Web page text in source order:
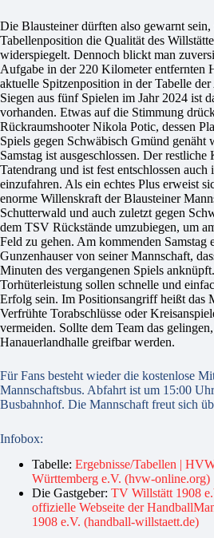
Die Blausteiner dürften also gewarnt
Tabellenposition die Qualität des
widerspiegelt. Dennoch blickt man
Aufgabe in der 220 Kilometer entfernten
aktuelle Spitzenposition in der Tabelle
Siegen aus fünf Spielen im Jahr 2024 ist
vorhanden. Etwas auf die Stimmung
Rückraumshooter Nikola Potic, dessen
Spiels gegen Schwäbisch Gmünd genäht
Samstag ist ausgeschlossen. Der
Tatendrang und ist fest entschlossen
einzufahren. Als ein echtes Plus erweist
enorme Willenskraft der Blausteiner
Schutterwald und auch zuletzt gegen
dem TSV Rückstände umzubiegen, um
Feld zu gehen. Am kommenden Samstag
Gunzenhauser von seiner Mannschaft,
Minuten des vergangenen Spiels
Torhüterleistung sollen schnelle und
Erfolg sein. Im Positionsangriff heißt das
Verfrühte Torabschlüsse oder
vermeiden. Sollte dem Team das
Hanauerlandhalle greifbar werden.
Für Fans besteht wieder die kostenlose
Mannschaftsbus. Abfahrt ist um 15:00
Busbahnhof. Die Mannschaft freut sich
Infobox:
Tabelle: Ergebnisse/Tabellen |
Württemberg e.V. (hvw-online.org)
Die Gastgeber: TV Willstätt 1908
offizielle Webseite der
1908 e.V. (handball-willstaett.de)